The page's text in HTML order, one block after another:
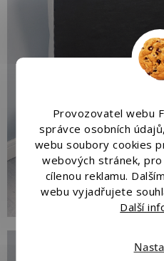
Provozovatel webu
správce osobních
webu soubory cookies
webových stránek,
cílenou reklamu.
webu vyjadřujete
Další